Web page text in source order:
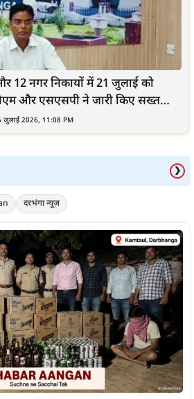
12 नगर निकायों में 21 जुलाई को
और एसएसपी ने जारी किए सख्त
जुलाई 2026, 11:08 PM
❯
दरभंगा न्यूज़